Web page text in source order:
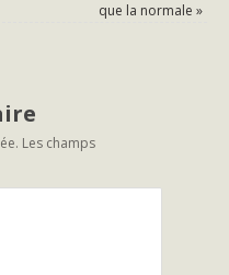
que la normale »
Les champs